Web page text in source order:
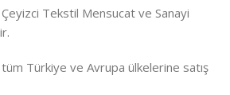
Çeyizci Tekstil Mensucat ve Sanayi
Türkiye ve Avrupa ülkelerine satış